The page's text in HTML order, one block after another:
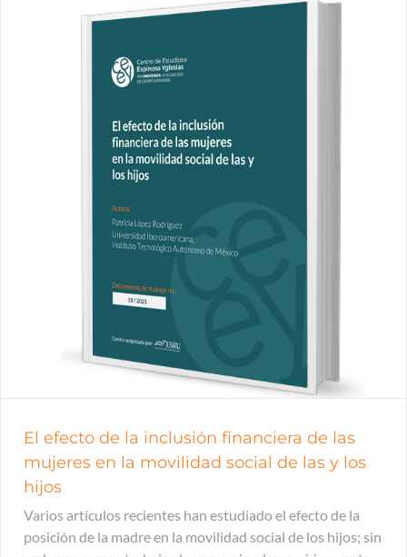
El efecto de la inclusión financiera de las
mujeres en la movilidad social de las y los
hijos
Varios artículos recientes han estudiado el efecto de la
posición de la madre en la movilidad social de los hijos; sin